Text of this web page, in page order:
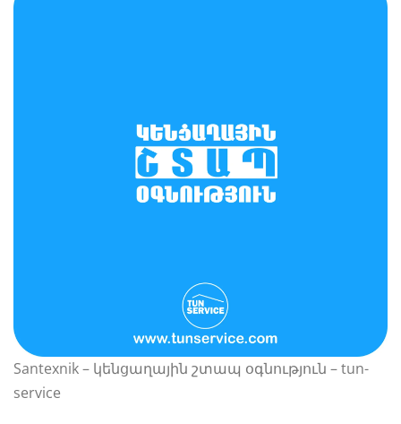
Santexnik – կենցաղային շտապ օգնություն – tun-
service